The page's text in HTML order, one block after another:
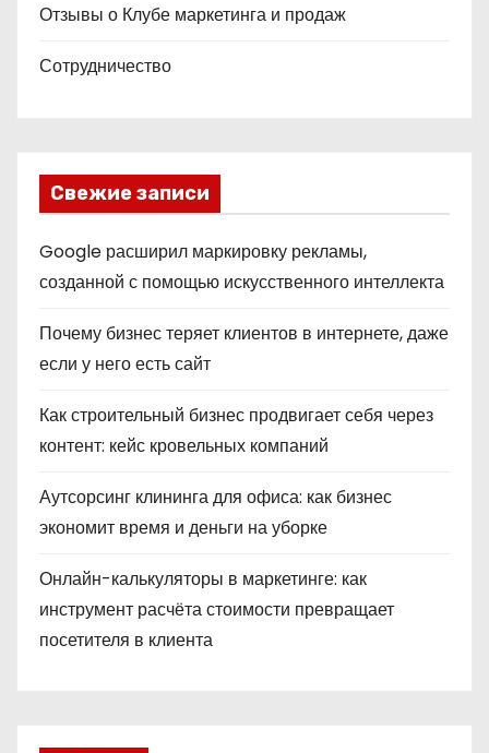
Отзывы о Клубе маркетинга и продаж
Сотрудничество
Свежие записи
Google расширил маркировку рекламы,
созданной с помощью искусственного интеллекта
Почему бизнес теряет клиентов в интернете, даже
если у него есть сайт
Как строительный бизнес продвигает себя через
контент: кейс кровельных компаний
Аутсорсинг клининга для офиса: как бизнес
экономит время и деньги на уборке
Онлайн-калькуляторы в маркетинге: как
инструмент расчёта стоимости превращает
посетителя в клиента